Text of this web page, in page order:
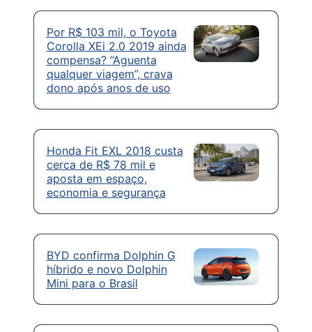
Por R$ 103 mil, o Toyota
Corolla XEi 2.0 2019 ainda
compensa? “Aguenta
qualquer viagem”, crava
dono após anos de uso
Honda Fit EXL 2018 custa
cerca de R$ 78 mil e
aposta em espaço,
economia e segurança
BYD confirma Dolphin G
híbrido e novo Dolphin
Mini para o Brasil